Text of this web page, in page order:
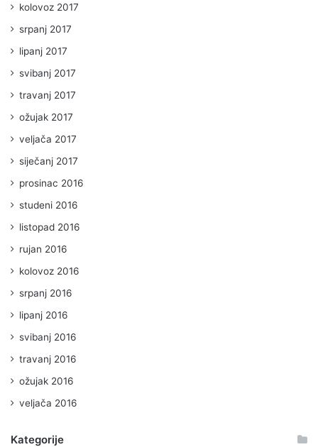
kolovoz 2017
srpanj 2017
lipanj 2017
svibanj 2017
travanj 2017
ožujak 2017
veljača 2017
siječanj 2017
prosinac 2016
studeni 2016
listopad 2016
rujan 2016
kolovoz 2016
srpanj 2016
lipanj 2016
svibanj 2016
travanj 2016
ožujak 2016
veljača 2016
Kategorije